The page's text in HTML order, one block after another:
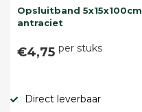
Opsluitband 5x15x100cm
antraciet
€4,75 per stuks
Direct leverbaar